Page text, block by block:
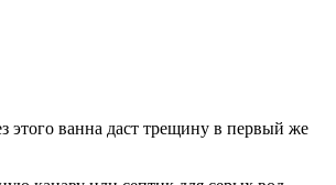
ванна даст трещину в первый же